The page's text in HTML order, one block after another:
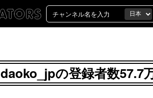
daoko_jpの登録者数57.7